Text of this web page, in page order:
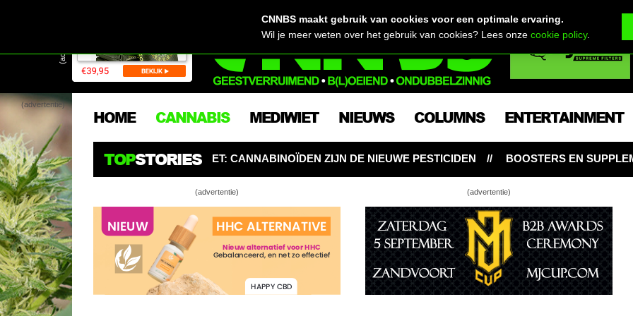
(advertentie)
(advertentie)
HOME CANNABIS MEDIWIET NIEUWS COLUMNS ENTERTAINMENT
TOPSTORIES
OPGELET: CANNABINOÏDEN ZIJN DE NIEUWE PESTICIDEN BOOSTERS EN SUPPLEMENTEN:
(advertentie) (advertentie)
Cannabis social club ‘Mambo’ vierde jaar juridische strijd in
Trekt Uw Plant – cannabis social club in bloei
CNNBS maakt gebruik van cookies voor een optimale ervaring.
Wil je meer weten over het gebruik van cookies? Lees onzecookie policy.